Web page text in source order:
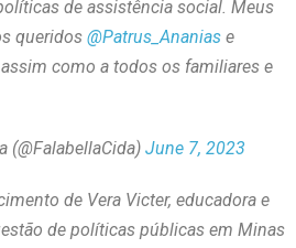
de assistência social. Meus
queridos @Patrus_Ananiase
como a todos os familiares e
(@FalabellaCida) June 7, 2023
de Vera Victer, educadora e
de políticas públicas em Minas